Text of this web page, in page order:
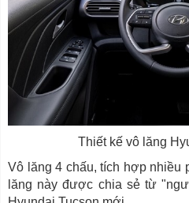
Thiết kế vô lăng
Vô lăng 4 chấu, tích hợp nhiều
lăng này được chia sẻ từ